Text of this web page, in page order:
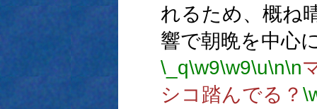
れるため、概ね
響で朝晩を中心
\_q\w9\w9\u\n\n
シコ踏んでる？